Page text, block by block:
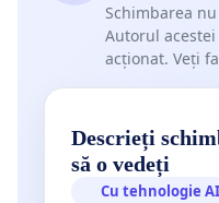
Schimbarea
Autorul
acționat. Veți
Descrieți
să o vedeți
Cu tehnologie AI